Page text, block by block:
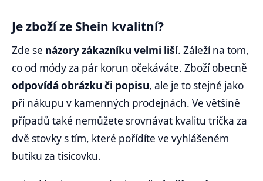
Je zboží ze Shein kvalitní?
Zde se názory zákazníku velmi liší. Záleží na tom,
co od módy za pár korun očekáváte. Zboží obecně
odpovídá obrázku či popisu, ale je to stejné jako
při nákupu v kamenných prodejnách. Ve většině
případů také nemůžete srovnávat kvalitu trička za
dvě stovky s tím, které pořídíte ve vyhlášeném
butiku za tisícovku.